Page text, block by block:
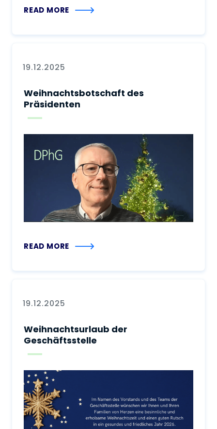
READ MORE
19.12.2025
Weihnachtsbotschaft des
Präsidenten
READ MORE
19.12.2025
Weihnachtsurlaub der
Geschäftsstelle